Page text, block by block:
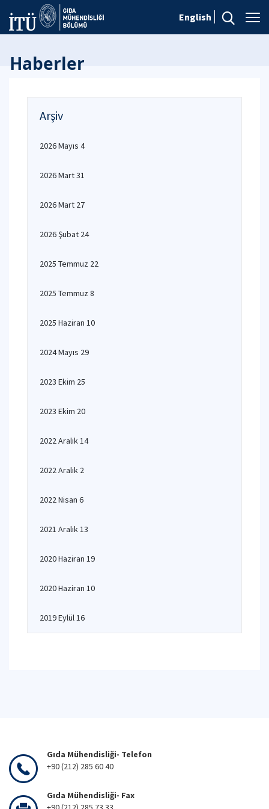
English
Haberler
Arşiv
2026 Mayıs 4
2026 Mart 31
2026 Mart 27
2026 Şubat 24
2025 Temmuz 22
2025 Temmuz 8
2025 Haziran 10
2024 Mayıs 29
2023 Ekim 25
2023 Ekim 20
2022 Aralık 14
2022 Aralık 2
2022 Nisan 6
2021 Aralık 13
2020 Haziran 19
2020 Haziran 10
2019 Eylül 16
Gıda Mühendisliği- Telefon
+90 (212) 285 60 40
Gıda Mühendisliği- Fax